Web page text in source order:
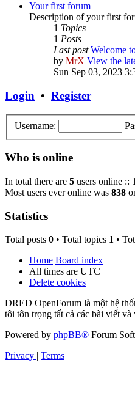
Your first forum
Description of your first
1 Topics
1 Posts
Last post Welcome
by MrX View the
Sun Sep 03, 2023
Login • Register
Username:
Who is online
In total there are 5 users online ::
Most users ever online was 838
Statistics
Total posts 0 • Total topics 1 •
Home Board index
All times are UTC
Delete cookies
DRED OpenForum là một hệ
tôi tôn trọng tất cả các bài viết
Powered by phpBB® Forum
Privacy | Terms